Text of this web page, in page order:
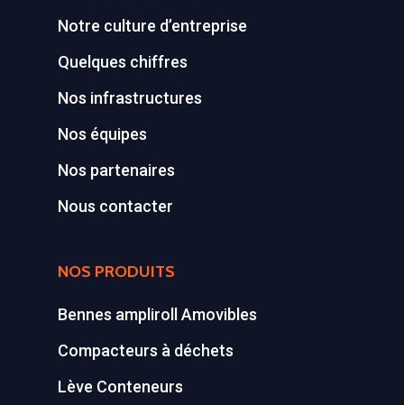
Notre culture d’entreprise
Quelques chiffres
Nos infrastructures
Nos équipes
Nos partenaires
Nous contacter
NOS PRODUITS
Bennes ampliroll Amovibles
Compacteurs à déchets
Lève Conteneurs